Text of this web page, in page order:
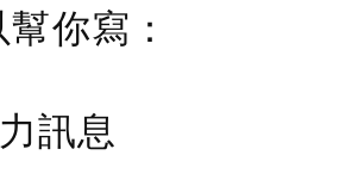
你寫：
訊息